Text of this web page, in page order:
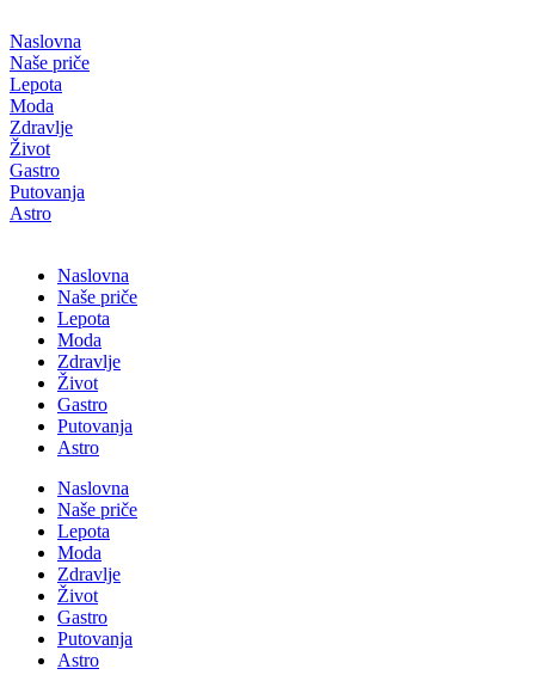
на
садржај
Naslovna
Naše priče
Lepota
Moda
Zdravlje
Život
Gastro
Putovanja
Astro
Naslovna
Naše priče
Lepota
Moda
Zdravlje
Život
Gastro
Putovanja
Astro
Naslovna
Naše priče
Lepota
Moda
Zdravlje
Život
Gastro
Putovanja
Astro